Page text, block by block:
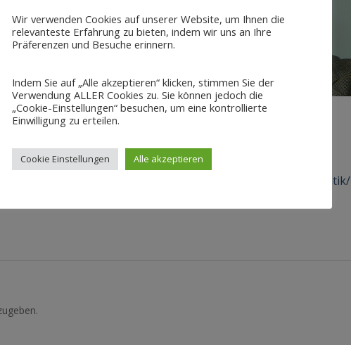
h-w/seniorprofessur-geodaesie-und-geoinformatik/
Wir verwenden Cookies auf unserer Website, um Ihnen die
relevanteste Erfahrung zu bieten, indem wir uns an Ihre
Präferenzen und Besuche erinnern.
Indem Sie auf „Alle akzeptieren“ klicken, stimmen Sie der
Verwendung ALLER Cookies zu. Sie können jedoch die
„Cookie-Einstellungen“ besuchen, um eine kontrollierte
Einwilligung zu erteilen.
Cookie Einstellungen Alle akzeptieren